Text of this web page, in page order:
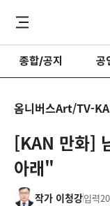
종합/공지 공
옴니버스Art/TV-
[KAN 만화]
아래"
작가 이청강입력